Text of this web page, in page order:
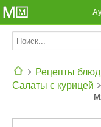
Рецепты блюд
Салаты с курицей